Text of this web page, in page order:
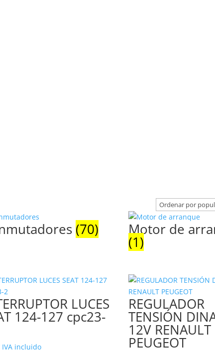
(70) Motor de
(1)
LUCES
124-127 cpc23-
IVA incluido
REGULADOR
TENSIÓN
12V RENAULT
PEUGEOT